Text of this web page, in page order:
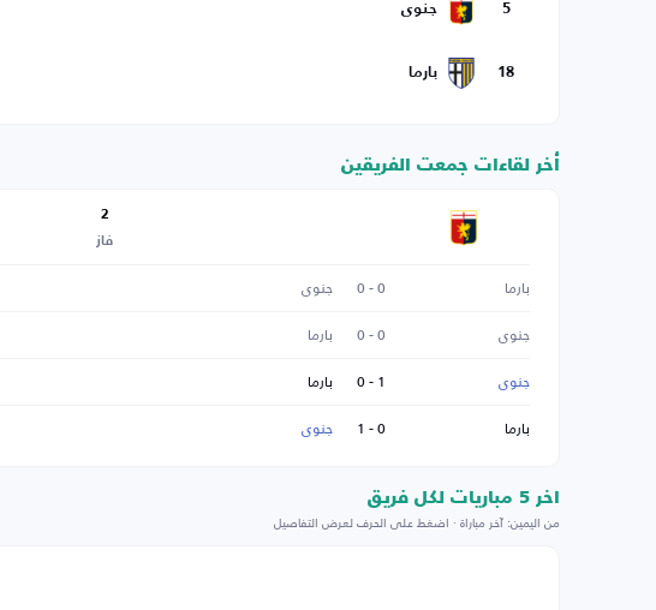
5 جنوى
18 بارما
أخر لقاءات جمعت الفريقين
2
فاز
بارما 0 - 0 جنوى
جنوى
0 - 0 بارما
جنوى
1 - 0 بارما
بارما
0 - 1 جنوى
اخر 5 مباريات لكل فريق
من اليمين: آخر مباراة · اضغط على الحرف لعرض التفاصيل